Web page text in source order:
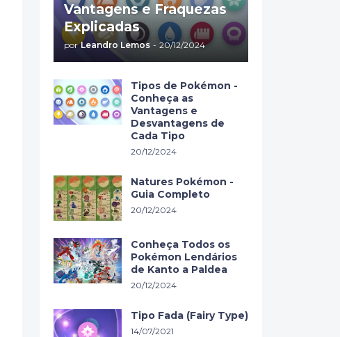
Vantagens e Fraquezas
Explicadas
por Leandro Lemos - 20/12/2024
Tipos de Pokémon -
Conheça as
Vantagens e
Desvantagens de
Cada Tipo
20/12/2024
Natures Pokémon -
Guia Completo
20/12/2024
Conheça Todos os
Pokémon Lendários
de Kanto a Paldea
20/12/2024
Tipo Fada (Fairy Type)
14/07/2021